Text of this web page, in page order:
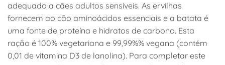
adequado a cães adultos sensíveis. As ervilhas
fornecem ao cão aminoácidos essenciais e a batata é
uma fonte de proteína e hidratos de carbono. Esta
ração é 100% vegetariana e 99,99%% vegana (contém
0,01 de vitamina D3 de lanolina). Para completar este